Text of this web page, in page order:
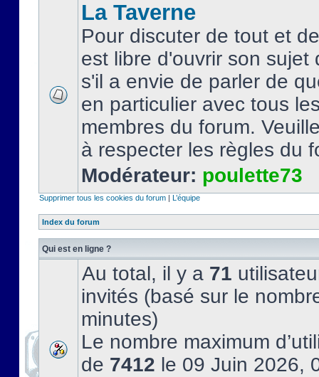
La Taverne
Pour discuter de tout et
est libre d'ouvrir son sujet
s'il a envie de parler de
en particulier avec tous
membres du forum.
à respecter les règles du
Modérateur: poulette73
Supprimer tous les cookies du forum | L’équipe
Index du forum
Qui est en ligne ?
Au total, il y a 71
invités (basé sur le
minutes)
Le nombre maximum
de 7412 le 09 Juin 2026,